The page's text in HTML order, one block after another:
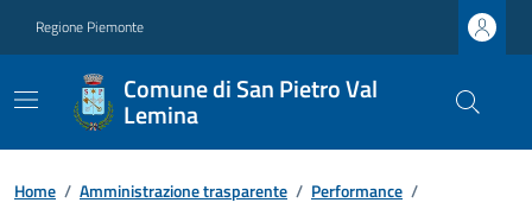
Regione Piemonte
Comune di San Pietro Val
Lemina
Home / Amministrazione trasparente / Performance /